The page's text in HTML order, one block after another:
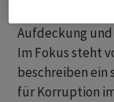
Aufdeckung
Im Fokus steht
beschreiben ein
für Korruption